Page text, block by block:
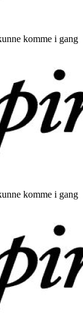
komme i gang
komme i gang